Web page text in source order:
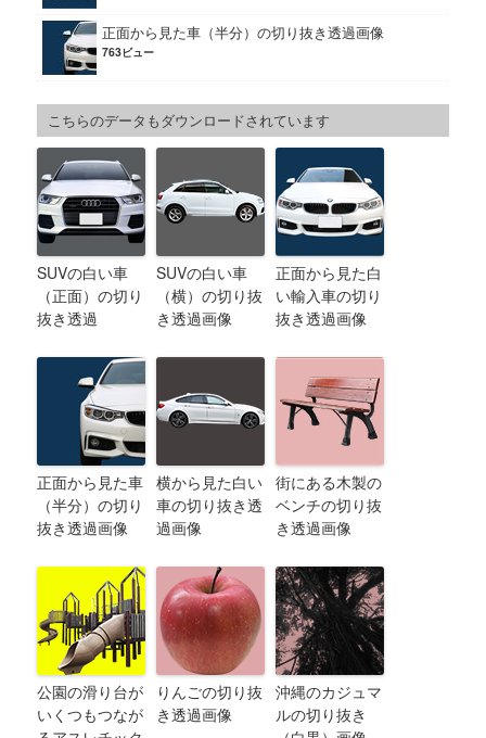
正面から見た車（半分）の切り抜き透過画像
763ビュー
こちらのデータもダウンロードされています
SUVの白い車
（正面）の切り
抜き透過
SUVの白い車
（横）の切り抜
き透過画像
正面から見た白
い輸入車の切り
抜き透過画像
正面から見た車
（半分）の切り
抜き透過画像
横から見た白い
車の切り抜き透
過画像
街にある木製の
ベンチの切り抜
き透過画像
公園の滑り台が
いくつもつなが
りんごの切り抜
き透過画像
沖縄のカジュマ
ルの切り抜き